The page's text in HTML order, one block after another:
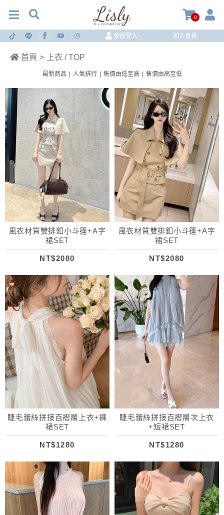
0
會員登入 加入會員
首頁 > 上衣 / TOP
最新商品 人氣排行 售價由低至高 售價由高至低
風衣材質雙排釦小斗篷+A字
裙SET
NT$2080
風衣材質雙排釦小斗篷+A字
裙SET
NT$2080
睫毛蕾絲拼接百褶層上衣+褲
裙SET
NT$1280
睫毛蕾絲拼接百褶層次上衣
+短裙SET
NT$1280